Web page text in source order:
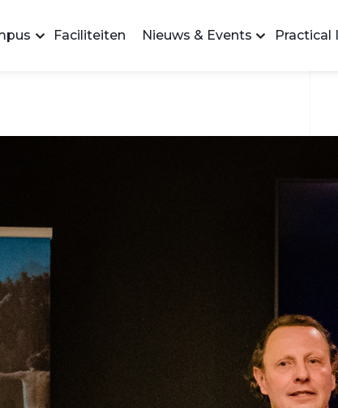
Faciliteiten Nieuws & Events Practical